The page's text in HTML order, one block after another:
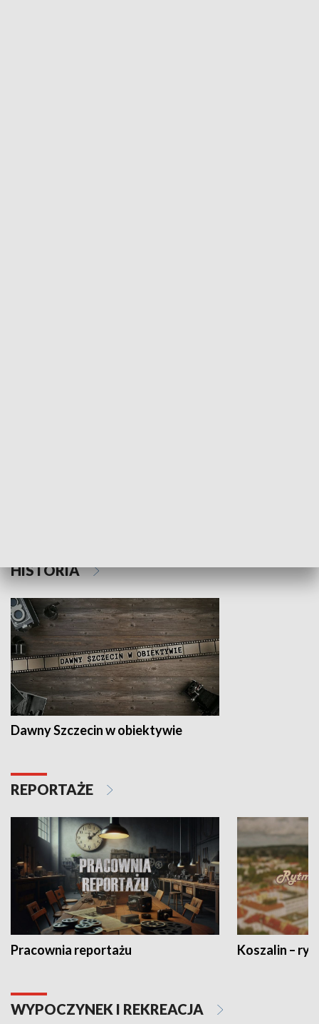
HISTORIA
Dawny Szczecin w obiektywie
REPORTAŻE
Pracownia reportażu Koszalin –
WYPOCZYNEK I REKREACJA